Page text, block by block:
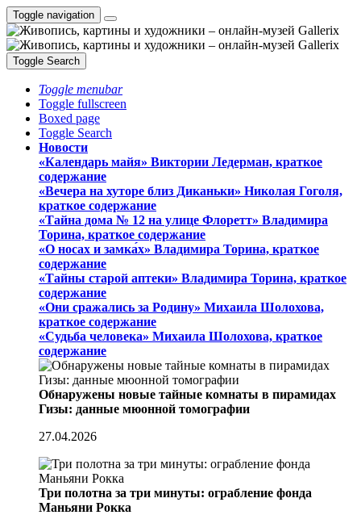
Toggle navigation
Toggle Search
Toggle menubar
Toggle fullscreen
Boxed page
Toggle Search
Новости
«Календарь майя» Виктории Ледерман, краткое
содержание
«Вечера на хуторе близ Диканьки» Николая Гоголя,
краткое содержание
«Тайна дома № 12 на улице Флоретт» Владимира
Торина, краткое содержание
«О носах и замка́х» Владимира Торина, краткое
содержание
«Тайны старой аптеки» Владимира Торина, краткое
содержание
«Они сражались за Родину» Михаила Шолохова,
краткое содержание
«Судьба человека» Михаила Шолохова, краткое
содержание
Обнаружены новые тайные комнаты в пирамидах
Гизы: данные мюонной томографии
27.04.2026
Три полотна за три минуты: ограбление фонда
Маньяни Рокка